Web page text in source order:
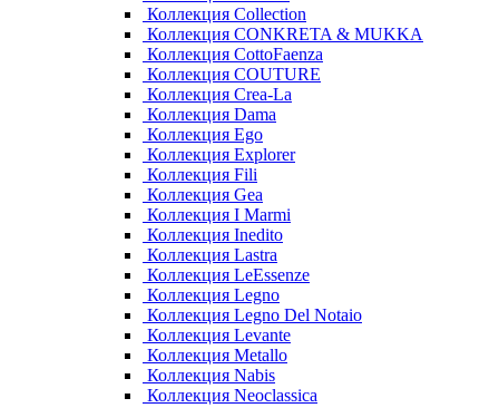
Коллекция Collection
Коллекция CONKRETA & MUKKA
Коллекция CottoFaenza
Коллекция COUTURE
Коллекция Crea-La
Коллекция Dama
Коллекция Ego
Коллекция Explorer
Коллекция Fili
Коллекция Gea
Коллекция I Marmi
Коллекция Inedito
Коллекция Lastra
Коллекция LeEssenze
Коллекция Legno
Коллекция Legno Del Notaio
Коллекция Levante
Коллекция Metallo
Коллекция Nabis
Коллекция Neoclassica